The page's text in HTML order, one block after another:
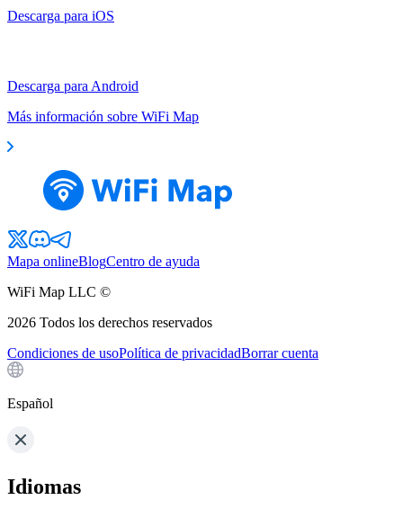
Descarga para iOS
Descarga para Android
Más información sobre WiFi Map
Mapa onlineBlogCentro de ayuda
WiFi Map LLC ©
2026 Todos los derechos reservados
Condiciones de usoPolítica de privacidadBorrar cuenta
Español
Idiomas